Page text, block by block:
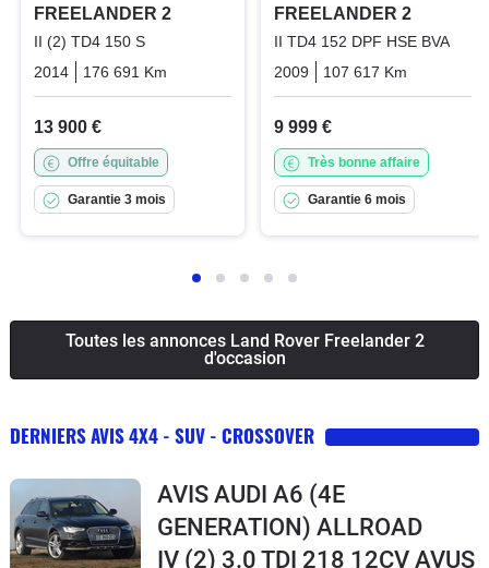
FREELANDER 2
II (2) TD4 150 S
2014
176 691 Km Diesel
13 900 €
Offre équitable
Garantie 3 mois
FREELANDER 2
II TD4 152 DPF HSE BVA
2009
107 617 Km
9 999 €
Très bonne affaire
Garantie 6 mois
Toutes les annonces Land Rover Freelander 2
d'occasion
DERNIERS AVIS 4X4 - SUV - CROSSOVER
AVIS AUDI A6 (4E
GENERATION) ALLROAD
IV (2) 3.0 TDI 218 12CV AVUS